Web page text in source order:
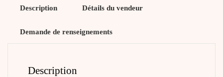
Description Détails du vendeur
Demande de renseignements
Description